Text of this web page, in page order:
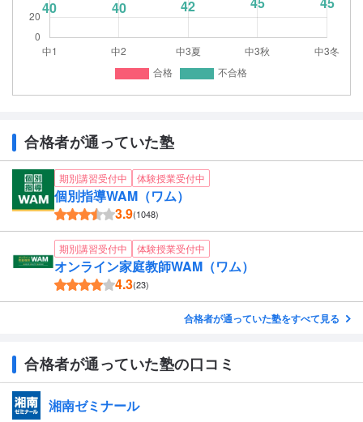
合格者が通っていた塾
期別講習受付中 体験授業受付中
個別指導WAM（ワム）
3.9(1048)
期別講習受付中 体験授業受付中
オンライン家庭教師WAM（ワム）
4.3(23)
合格者が通っていた塾をすべて見る
合格者が通っていた塾の口コミ
湘南ゼミナール